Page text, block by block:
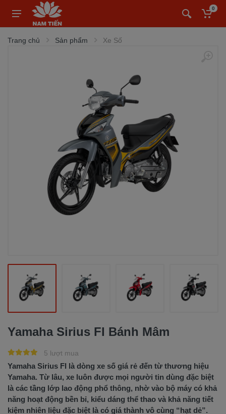
0
Trang chủ Sản phẩm Xe Số
Yamaha Sirius FI Bánh Mâm
5 lượt mua
Yamaha Sirius FI là dòng xe số giá rẻ đến từ thương hiệu
Yamaha. Từ lâu, xe luôn được mọi người tin dùng đặc biệt
là các tầng lớp lao động phổ thông, nhờ vào bộ máy có khả
năng hoạt động bền bỉ, kiểu dáng thể thao và khả năng tiết
kiệm nhiên liệu đặc biệt là có giá thành vô cùng “hạt dẻ”.